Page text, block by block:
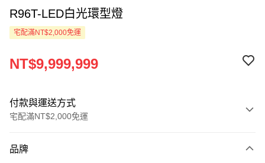
R96T-LED白光環型燈
宅配滿NT$2,000免運
NT$9,999,999
付款與運送方式
宅配滿NT$2,000免運
信用卡一次付款
品牌